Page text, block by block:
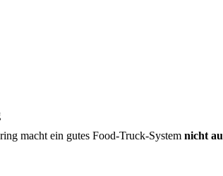
macht ein gutes Food-Truck-System nicht